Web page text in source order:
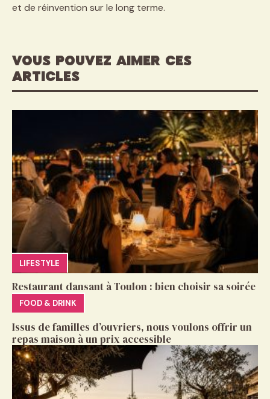
et de réinvention sur le long terme.
VOUS POUVEZ AIMER CES
ARTICLES
LIFESTYLE
Restaurant dansant à Toulon : bien choisir sa soirée
FOOD & DRINK
Issus de familles d’ouvriers, nous voulons offrir un
repas maison à un prix accessible